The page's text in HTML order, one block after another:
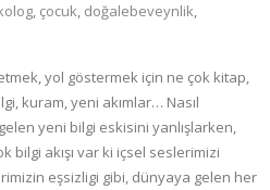
, çocuk, doğalebeveynlik,
yol göstermek için ne çok kitap,
kuram, yeni akımlar… Nasıl
yeni bilgi eskisini yanlışlarken,
bilgi akışı var ki içsel seslerimizi
eşsizligi gibi, dünyaya gelen her